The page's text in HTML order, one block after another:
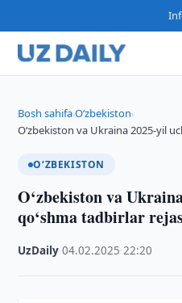
Bosh sahifa›O‘zbekiston›
O‘zbekiston va Ukraina 2025-yil
O‘ZBEKISTON
O‘zbekiston va
qo‘shma tadbirlar
UzDaily ·04.02.2025 ·22:20